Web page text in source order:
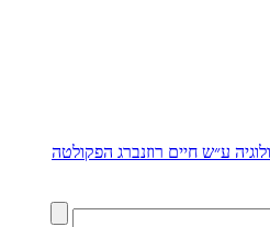
ע״ש חיים רוזנברג הפקולטה